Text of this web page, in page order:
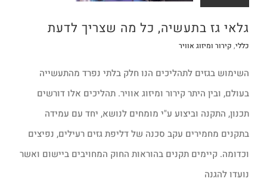
גלאי גז בתעשיה, כל מה שצריך לדעת
כללי, קירור ומיזוג אוויר
השימוש בגזים לתהליכים הנו חלק בלתי נפרד מהתעשייה
בעולם, ובין היתר קירור ומיזוג אוויר. תהליכים אלו דורשים
תכנון, התקנה וביצוע ע"י מומחים לנושא, יחד עם עמידה
בתקנים מחמירים עקב סכנה של דליפת גזים רעילים, נפיצים
וכדומה. קיימים תקנים בהוראות החוק המחויבים ביישום ואשר
נועדו להגנה